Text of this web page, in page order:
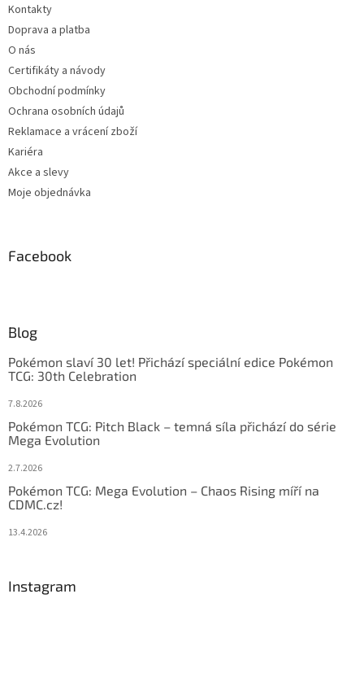
Kontakty
Doprava a platba
O nás
Certifikáty a návody
Obchodní podmínky
Ochrana osobních údajů
Reklamace a vrácení zboží
Kariéra
Akce a slevy
Moje objednávka
Facebook
Blog
Pokémon slaví 30 let! Přichází speciální edice Pokémon
TCG: 30th Celebration
7.8.2026
Pokémon TCG: Pitch Black – temná síla přichází do série
Mega Evolution
2.7.2026
Pokémon TCG: Mega Evolution – Chaos Rising míří na
CDMC.cz!
13.4.2026
Instagram